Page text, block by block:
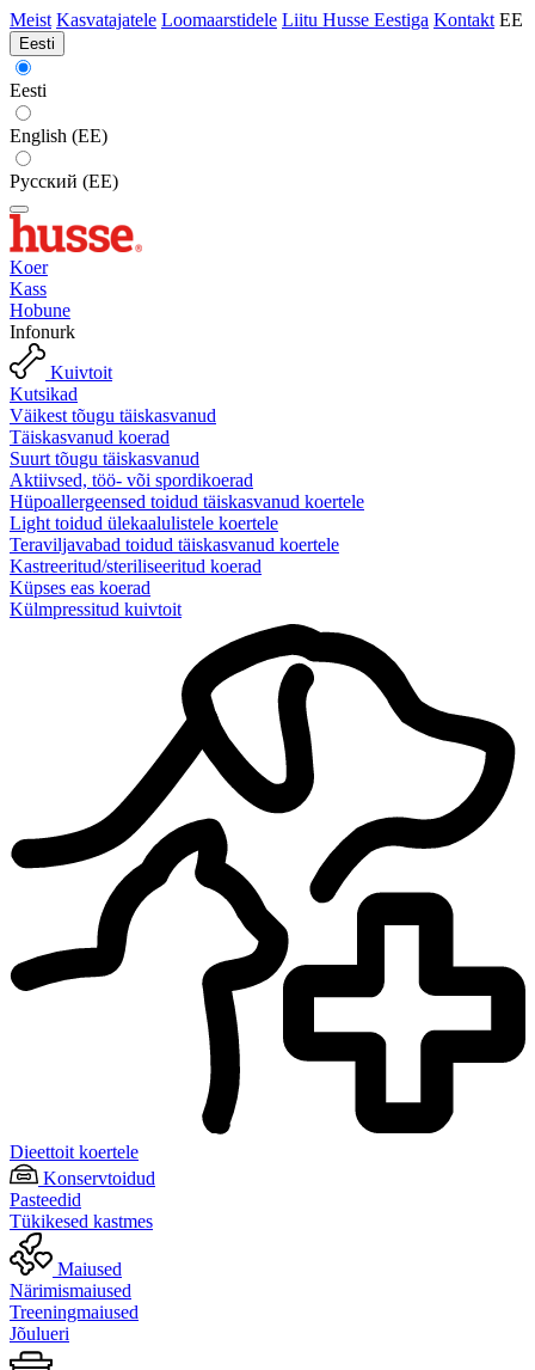
Meist Kasvatajatele Loomaarstidele Liitu Husse Eestiga Kontakt EE
Eesti
Eesti
English (EE)
Русский (EE)
Koer
Kass
Hobune
Infonurk
Kuivtoit
Kutsikad
Väikest tõugu täiskasvanud
Täiskasvanud koerad
Suurt tõugu täiskasvanud
Aktiivsed, töö- või spordikoerad
Hüpoallergeensed toidud täiskasvanud koertele
Light toidud ülekaalulistele koertele
Teraviljavabad toidud täiskasvanud koertele
Kastreeritud/steriliseeritud koerad
Küpses eas koerad
Külmpressitud kuivtoit
Dieettoit koertele
Konservtoidud
Pasteedid
Tükikesed kastmes
Maiused
Närimismaiused
Treeningmaiused
Jõulueri